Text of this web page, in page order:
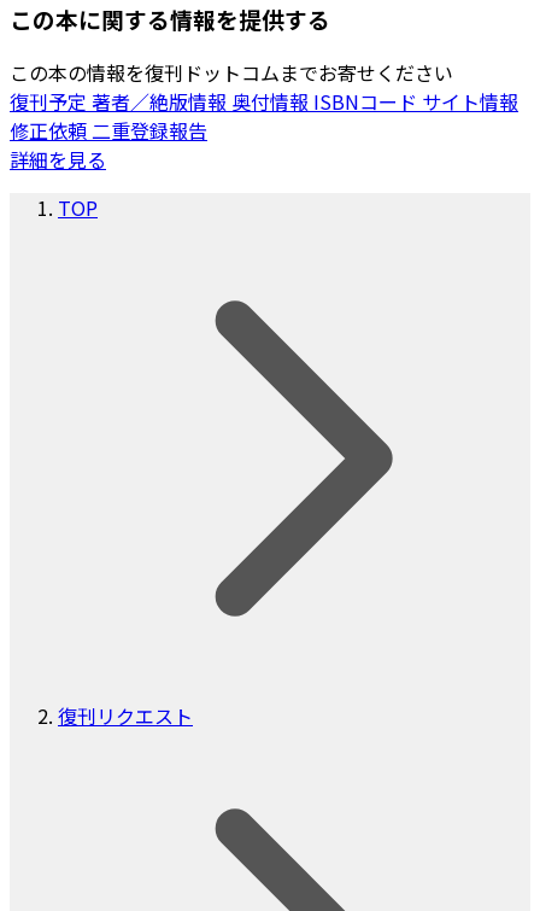
この本に関する情報を提供する
この本の情報を復刊ドットコムまでお寄せください
復刊予定 著者／絶版情報 奥付情報 ISBNコード サイト情報
修正依頼二重登録報告
詳細を見る
TOP
復刊リクエスト